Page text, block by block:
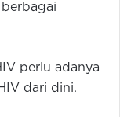
perlu adanya
dari dini.